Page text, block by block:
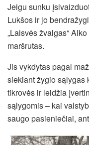
Jeigu sunku
Lukšos ir jo
„Laisvės žvalgas“
maršrutas.
Jis vykdytas pagal
siekiant žygio sąlygas
tikrovės ir leidžia
sąlygomis – kai
saugo pasieniečiai,